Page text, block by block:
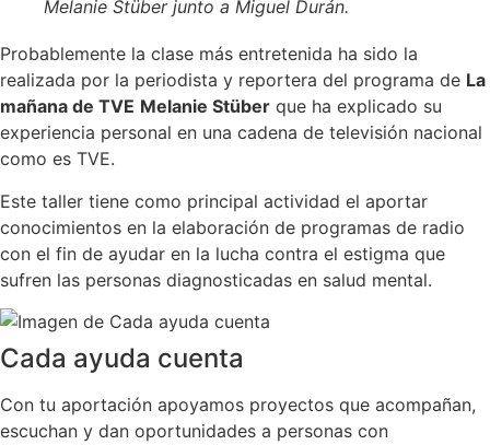
Melanie Stüber junto a Miguel Durán.
Probablemente la clase más entretenida ha sido la
realizada por la periodista y reportera del programa de La
mañana de TVE Melanie Stüber que ha explicado su
experiencia personal en una cadena de televisión nacional
como es TVE.
Este taller tiene como principal actividad el aportar
conocimientos en la elaboración de programas de radio
con el fin de ayudar en la lucha contra el estigma que
sufren las personas diagnosticadas en salud mental.
Cada ayuda cuenta
Con tu aportación apoyamos proyectos que acompañan,
escuchan y dan oportunidades a personas con